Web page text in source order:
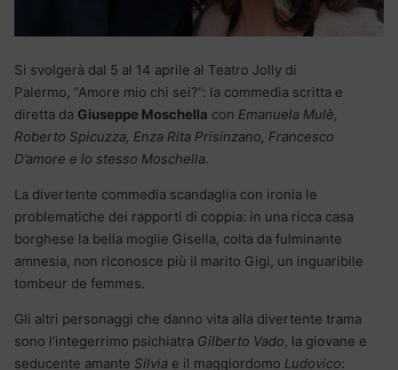
Si svolgerà dal 5 al 14 aprile al Teatro Jolly di
Palermo, “Amore mio chi sei?”: la commedia scritta e
diretta da Giuseppe Moschella con Emanuela Mulè,
Roberto Spicuzza, Enza Rita Prisinzano, Francesco
D’amore e lo stesso Moschella.
La divertente commedia scandaglia con ironia le
problematiche dei rapporti di coppia: in una ricca casa
borghese la bella moglie Gisella, colta da fulminante
amnesia, non riconosce più il marito Gigi, un inguaribile
tombeur de femmes.
Gli altri personaggi che danno vita alla divertente trama
sono l’integerrimo psichiatra Gilberto Vado, la giovane e
seducente amante Silvia e il maggiordomo Ludovico: